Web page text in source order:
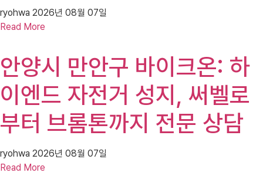
ryohwa 2026년 08월 07일
Read More
안양시 만안구 바이크온: 하
이엔드 자전거 성지, 써벨로
부터 브롬톤까지 전문 상담
ryohwa 2026년 08월 07일
Read More